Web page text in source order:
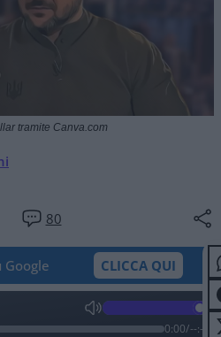
80
tramite Canva.com
Google CLICCA QUI
0:00/--:--